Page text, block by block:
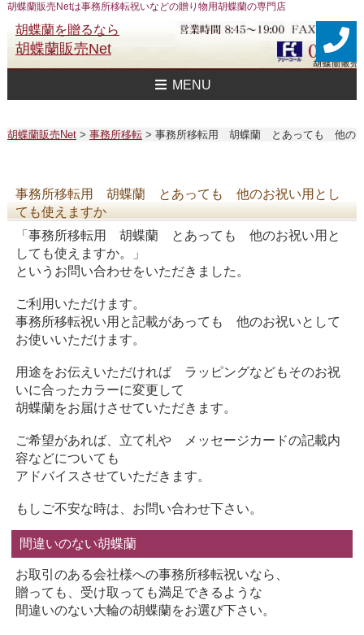
胡蝶蘭販売Netは事務所移転祝いなどの贈り物用胡蝶蘭の専門店
胡蝶蘭を贈るなら
胡蝶蘭販売Net
MENU
胡蝶蘭販売Net> 事務所移転> 事務所移転用 胡蝶蘭 とあっても 他のお
事務所移転用 胡蝶蘭 とあっても 他のお祝い用とし
ても使えますか
「事務所移転用 胡蝶蘭 とあっても 他のお祝い用と
しても使えますか。」
というお問い合わせをいただきました。
ご利用いただけます。
事務所移転祝い用と記載があっても 他のお祝いとして
お使いいただけます。
用途をお伝えいただければ ラッピングなどもそのお祝
いに合ったカラーに変更して
胡蝶蘭をお届けさせていただきます。
ご希望があれば、立て札や メッセージカードの記載内
容などについても
アドバイスさせていただきます。
もしご不安な時は、お問い合わせ下さい。
間違いのない胡蝶蘭
お取引のある会社様への事務所移転祝いなら、
贈っても、受け取っても満足できるような
間違いのない大輪の胡蝶蘭をお選び下さい。